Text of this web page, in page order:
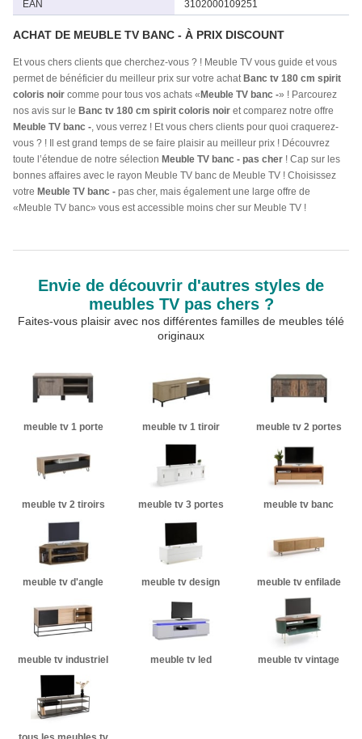
ACHAT DE MEUBLE TV BANC - À PRIX DISCOUNT
Et vous chers clients que cherchez-vous ? ! Meuble TV vous guide et vous
permet de bénéficier du meilleur prix sur votre achat Banc tv 180 cm spirit
coloris noir comme pour tous vos achats « Meuble TV banc -» ! Parcourez
nos avis sur le Banc tv 180 cm spirit coloris noir et comparez notre offre
Meuble TV banc -, vous verrez ! Et vous chers clients pour quoi craquerez-
vous ? ! Il est grand temps de se faire plaisir au meilleur prix ! Découvrez
toute l’étendue de notre sélection Meuble TV banc - pas cher ! Cap sur les
bonnes affaires avec le rayon Meuble TV banc de Meuble TV ! Choisissez
votre Meuble TV banc - pas cher, mais également une large offre de
«Meuble TV banc» vous est accessible moins cher sur Meuble TV !
EAN
3102000109251
Envie de découvrir d'autres styles de
meubles TV pas chers ?
Faites-vous plaisir avec nos différentes familles de meubles télé
originaux
meuble tv 1 porte meuble tv 1 tiroir meuble tv 2 portes
meuble tv 2 tiroirs meuble tv 3 portes meuble tv banc
meuble tv d'angle meuble tv design meuble tv enfilade
meuble tv industriel meuble tv led meuble tv vintage